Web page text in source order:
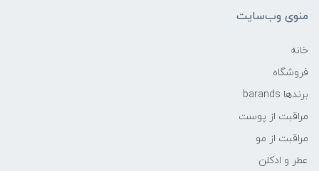
منوی وب‌سایت
خانه
فروشگاه
برندها barands
مراقبت از پوست
مراقبت از مو
عطر و ادکلن